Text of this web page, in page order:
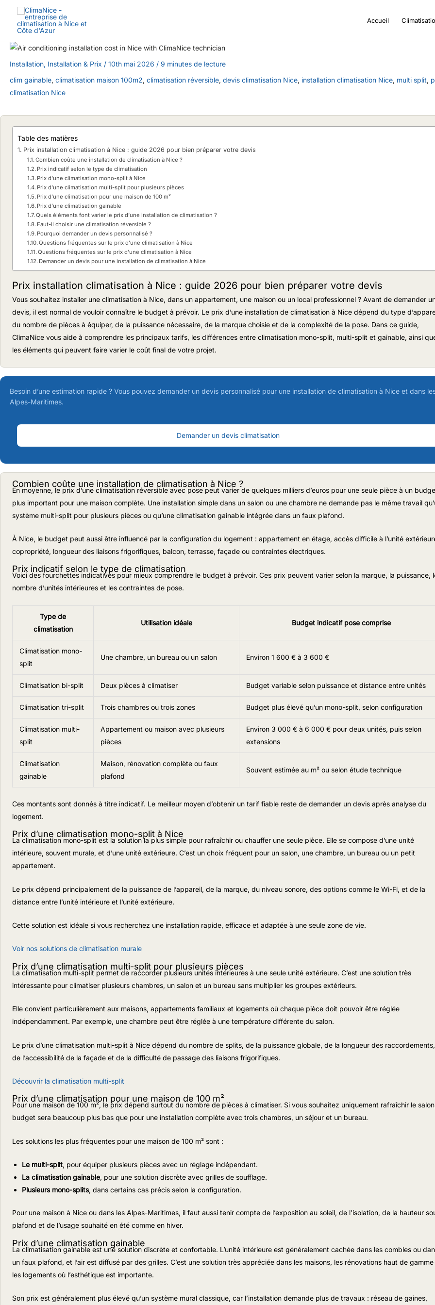
contenu
Accueil
Installation, Installation & Prix / 10th mai 2026 / 9 minutes de lecture
clim gainable, climatisation maison 100m2, climatisation réversible, devis climatisation Nice, installation climatisation Nice, multi split,
climatisation Nice
Table des matières
Prix installation climatisation à Nice : guide 2026 pour bien préparer votre devis
Combien coûte une installation de climatisation à Nice ?
Prix indicatif selon le type de climatisation
Prix d’une climatisation mono-split à Nice
Prix d’une climatisation multi-split pour plusieurs pièces
Prix d’une climatisation pour une maison de 100 m²
Prix d’une climatisation gainable
Quels éléments font varier le prix d’une installation de climatisation ?
Faut-il choisir une climatisation réversible ?
Pourquoi demander un devis personnalisé ?
Questions fréquentes sur le prix d’une climatisation à Nice
Questions fréquentes sur le prix d’une climatisation à Nice
Demander un devis pour une installation de climatisation à Nice
Prix installation climatisation à Nice : guide 2026 pour bien préparer votre devis
Vous souhaitez installer une climatisation à Nice, dans un appartement, une maison ou un local professionnel ? Avant de demander
devis, il est normal de vouloir connaître le budget à prévoir. Le prix d’une installation de climatisation à Nice dépend du type
du nombre de pièces à équiper, de la puissance nécessaire, de la marque choisie et de la complexité de la pose. Dans ce guide,
ClimaNice vous aide à comprendre les principaux tarifs, les différences entre climatisation mono-split, multi-split et gainable, ainsi
les éléments qui peuvent faire varier le coût final de votre projet.
Besoin d’une estimation rapide ? Vous pouvez demander un devis personnalisé pour une installation de climatisation à Nice et dans
Alpes-Maritimes.
Demander un devis climatisation
Combien coûte une installation de climatisation à Nice ?
En moyenne, le prix d’une climatisation réversible avec pose peut varier de quelques milliers d’euros pour une seule pièce à un
plus important pour une maison complète. Une installation simple dans un salon ou une chambre ne demande pas le même travail
système multi-split pour plusieurs pièces ou qu’une climatisation gainable intégrée dans un faux plafond.
À Nice, le budget peut aussi être influencé par la configuration du logement : appartement en étage, accès difficile à l’unité
copropriété, longueur des liaisons frigorifiques, balcon, terrasse, façade ou contraintes électriques.
Prix indicatif selon le type de climatisation
Voici des fourchettes indicatives pour mieux comprendre le budget à prévoir. Ces prix peuvent varier selon la marque, la puissance,
nombre d’unités intérieures et les contraintes de pose.
Type de
climatisation
Utilisation idéale Budget indicatif pose comprise
Climatisation mono-
split
Une chambre, un bureau ou un salon Environ 1 600 € à 3 600 €
Climatisation bi-split Deux pièces à climatiser Budget variable selon puissance et distance entre unités
Climatisation tri-split Trois chambres ou trois zones Budget plus élevé qu’un mono-split, selon configuration
Climatisation multi-
split
Appartement ou maison avec plusieurs
pièces
Environ 3 000 € à 6 000 € pour deux unités, puis selon
extensions
Climatisation
gainable
Maison, rénovation complète ou faux
plafond
Souvent estimée au m² ou selon étude technique
Ces montants sont donnés à titre indicatif. Le meilleur moyen d’obtenir un tarif fiable reste de demander un devis après analyse du
logement.
Prix d’une climatisation mono-split à Nice
La climatisation mono-split est la solution la plus simple pour rafraîchir ou chauffer une seule pièce. Elle se compose d’une unité
intérieure, souvent murale, et d’une unité extérieure. C’est un choix fréquent pour un salon, une chambre, un bureau ou un petit
appartement.
Le prix dépend principalement de la puissance de l’appareil, de la marque, du niveau sonore, des options comme le Wi-Fi, et de la
distance entre l’unité intérieure et l’unité extérieure.
Cette solution est idéale si vous recherchez une installation rapide, efficace et adaptée à une seule zone de vie.
Voir nos solutions de climatisation murale
Prix d’une climatisation multi-split pour plusieurs pièces
La climatisation multi-split permet de raccorder plusieurs unités intérieures à une seule unité extérieure. C’est une solution très
intéressante pour climatiser plusieurs chambres, un salon et un bureau sans multiplier les groupes extérieurs.
Elle convient particulièrement aux maisons, appartements familiaux et logements où chaque pièce doit pouvoir être réglée
indépendamment. Par exemple, une chambre peut être réglée à une température différente du salon.
Le prix d’une climatisation multi-split à Nice dépend du nombre de splits, de la puissance globale, de la longueur des raccordements,
de l’accessibilité de la façade et de la difficulté de passage des liaisons frigorifiques.
Découvrir la climatisation multi-split
Prix d’une climatisation pour une maison de 100 m²
Pour une maison de 100 m², le prix dépend surtout du nombre de pièces à climatiser. Si vous souhaitez uniquement rafraîchir le
budget sera beaucoup plus bas que pour une installation complète avec trois chambres, un séjour et un bureau.
Les solutions les plus fréquentes pour une maison de 100 m² sont :
Le multi-split, pour équiper plusieurs pièces avec un réglage indépendant.
La climatisation gainable, pour une solution discrète avec grilles de soufflage.
Plusieurs mono-splits, dans certains cas précis selon la configuration.
Pour une maison à Nice ou dans les Alpes-Maritimes, il faut aussi tenir compte de l’exposition au soleil, de l’isolation, de la hauteur
plafond et de l’usage souhaité en été comme en hiver.
Prix d’une climatisation gainable
La climatisation gainable est une solution discrète et confortable. L’unité intérieure est généralement cachée dans les combles ou
un faux plafond, et l’air est diffusé par des grilles. C’est une solution très appréciée dans les maisons, les rénovations haut de gamme
les logements où l’esthétique est importante.
Son prix est généralement plus élevé qu’un système mural classique, car l’installation demande plus de travaux : réseau de gaines,